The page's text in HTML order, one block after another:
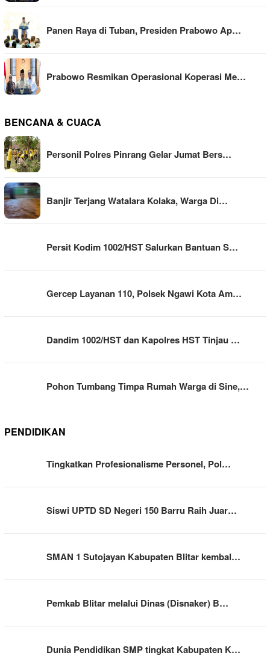
Panen Raya di Tuban, Presiden Prabowo Ap…
Prabowo Resmikan Operasional Koperasi Me…
BENCANA & CUACA
Personil Polres Pinrang Gelar Jumat Bers…
Banjir Terjang Watalara Kolaka, Warga Di…
Persit Kodim 1002/HST Salurkan Bantuan S…
Gercep Layanan 110, Polsek Ngawi Kota Am…
Dandim 1002/HST dan Kapolres HST Tinjau …
Pohon Tumbang Timpa Rumah Warga di Sine,…
PENDIDIKAN
Tingkatkan Profesionalisme Personel, Pol…
Siswi UPTD SD Negeri 150 Barru Raih Juar…
SMAN 1 Sutojayan Kabupaten Blitar kembal…
Pemkab Blitar melalui Dinas (Disnaker) B…
Dunia Pendidikan SMP tingkat Kabupaten K…